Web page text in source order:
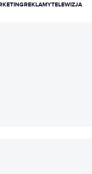
REKLAMYTELEWIZJA